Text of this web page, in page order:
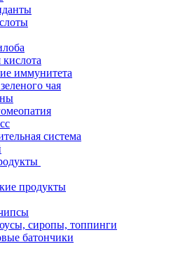
иммунитета
чая
система
продукты
сиропы, топпинги
батончики